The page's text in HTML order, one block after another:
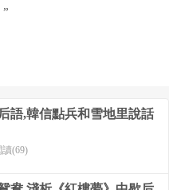
蠶豆）背時遇稀飯——倒霉透
棄之可惜
語,韓信點兵和雪地里說話
讀(69)